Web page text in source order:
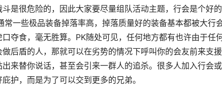
是很危险的，因此大家要尽量组队活动主题，行会是个好
一些极品装备掉落率高，掉落质量好的装备基本都被大行
夺食，毫无胜算。PK随处可见，任何地方都有也许由于任
后盾的人，那就可以在劣势的情况下呼叫你的会友前来支援
来替你说话，甚至会引来一群人的追杀。很多人加入行会
护，而是为了可以交到更多的兄弟。